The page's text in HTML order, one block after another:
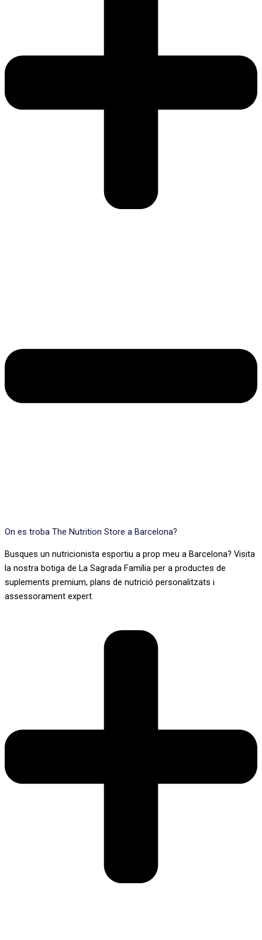
On es troba The Nutrition Store a Barcelona?
Busques un nutricionista esportiu a prop meu a Barcelona? Visita
la nostra botiga de La Sagrada Família per a productes de
suplements premium, plans de nutrició personalitzats i
assessorament expert.